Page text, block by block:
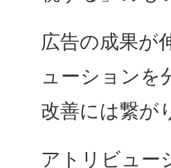
広告の成果が
ューションを
改善には繋が
アトリビュー